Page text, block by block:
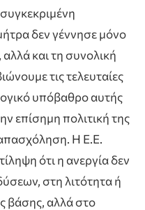
δεν γέννησε μόνο
και τη συνολική
τις τελευταίες
υπόβαθρο αυτής
επίσημη πολιτική της
Η Ε.Ε.
ότι η ανεργία δεν
στη λιτότητα ή
βάσης, αλλά στο